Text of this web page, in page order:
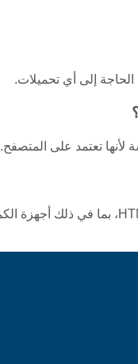
تعتمد على المتصفح.